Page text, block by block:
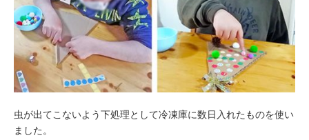
虫が出てこないよう下処理として冷凍庫に数日入れたものを使い
ました。